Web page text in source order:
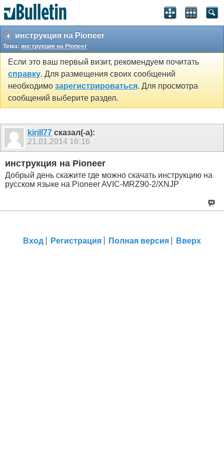
инструкция на Pioneer
Тема: инструкция на Pioneer
Если это ваш первый визит, рекомендуем почитать
справку. Для размещения своих сообщений
необходимо зарегистрироваться. Для просмотра
сообщений выберите раздел.
kirill77 сказал(-а):
21.01.2014 16:16
инструкция на Pioneer
Добрый день скажите где можно скачать инструкцию на
русском языке на Pioneer AVIC-MRZ90-2/XNJP
Вход Регистрация Полная версия Вверх
SEO by vBSEO ©2011, Crawlability, Inc.